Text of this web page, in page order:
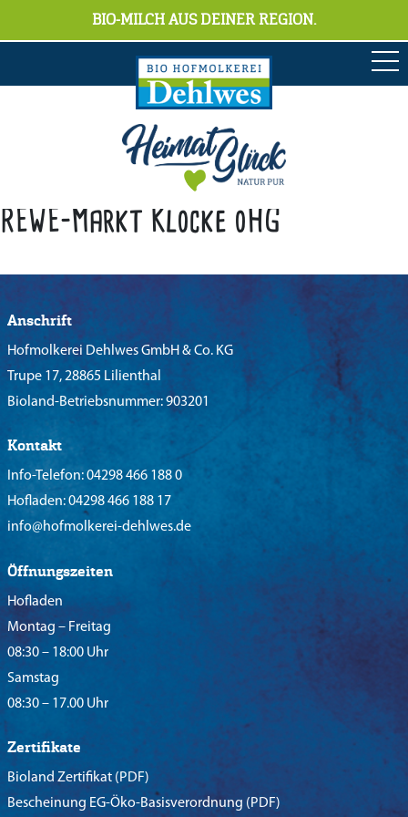
BIO-MILCH AUS DEINER REGION.
REWE-Markt Klocke oHG
Anschrift
Hofmolkerei Dehlwes GmbH & Co. KG
Trupe 17, 28865 Lilienthal
Bioland-Betriebsnummer: 903201
Kontakt
Info-Telefon:04298 466 188 0
Hofladen:04298 466 188 17
info@hofmolkerei-dehlwes.de
Öffnungszeiten
Hofladen
Montag – Freitag
08:30 – 18:00 Uhr
Samstag
08:30 – 17.00 Uhr
Zertifikate
Bioland Zertifikat (PDF)
Bescheinung EG-Öko-Basisverordnung (PDF)